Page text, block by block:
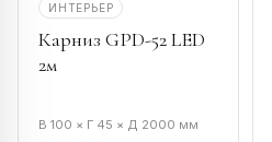
ИНТЕРЬЕР
Карниз GPD-52 LED
2м
В 100 × Г 45 × Д 2000 мм